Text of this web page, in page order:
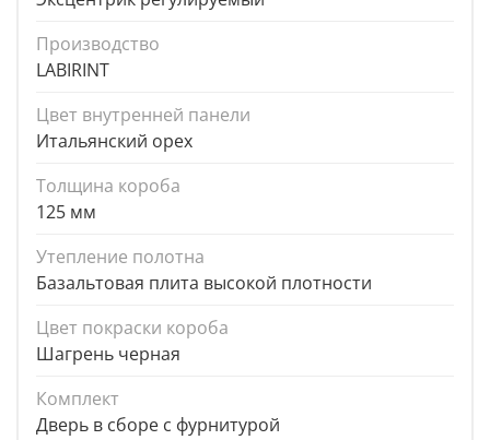
Производство
LABIRINT
Цвет внутренней панели
Итальянский орех
Толщина короба
125 мм
Утепление полотна
Базальтовая плита высокой плотности
Цвет покраски короба
Шагрень черная
Комплект
Дверь в сборе с фурнитурой